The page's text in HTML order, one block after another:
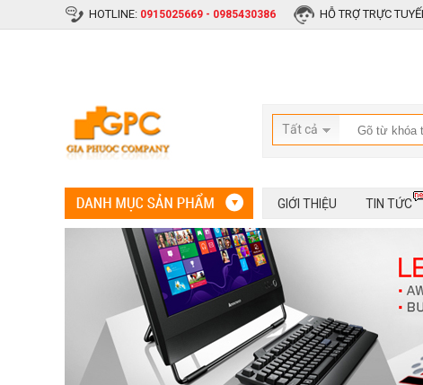
HOTLINE: 0915025669 - 0985430386
HỖ TRỢ TRỰC
Tất cả
GIỚI THIỆU TIN TỨC